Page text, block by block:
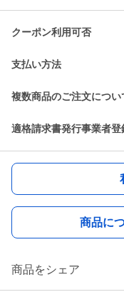
クーポン利用可否
支払い方法
複数商品のご注文につい
適格請求書発行事業者登
商品に
商品をシェア